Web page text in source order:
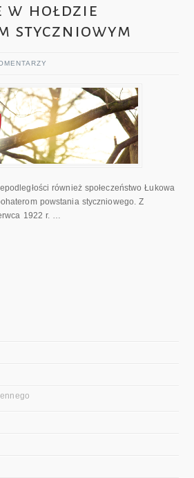
w hołdzie
styczniowym
również społeczeństwo Łukowa
powstania styczniowego. Z
1922 r. …